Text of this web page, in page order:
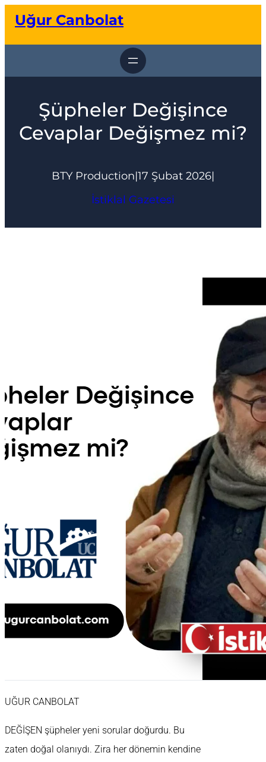
geçUğur Canbolat
Şüpheler Değişince
Cevaplar Değişmez mi?
BTY Production|17 Şubat 2026|
İstiklal Gazetesi
UĞUR CANBOLAT
DEĞİŞEN şüpheler yeni sorular doğurdu. Bu
zaten doğal olanıydı. Zira her dönemin kendine